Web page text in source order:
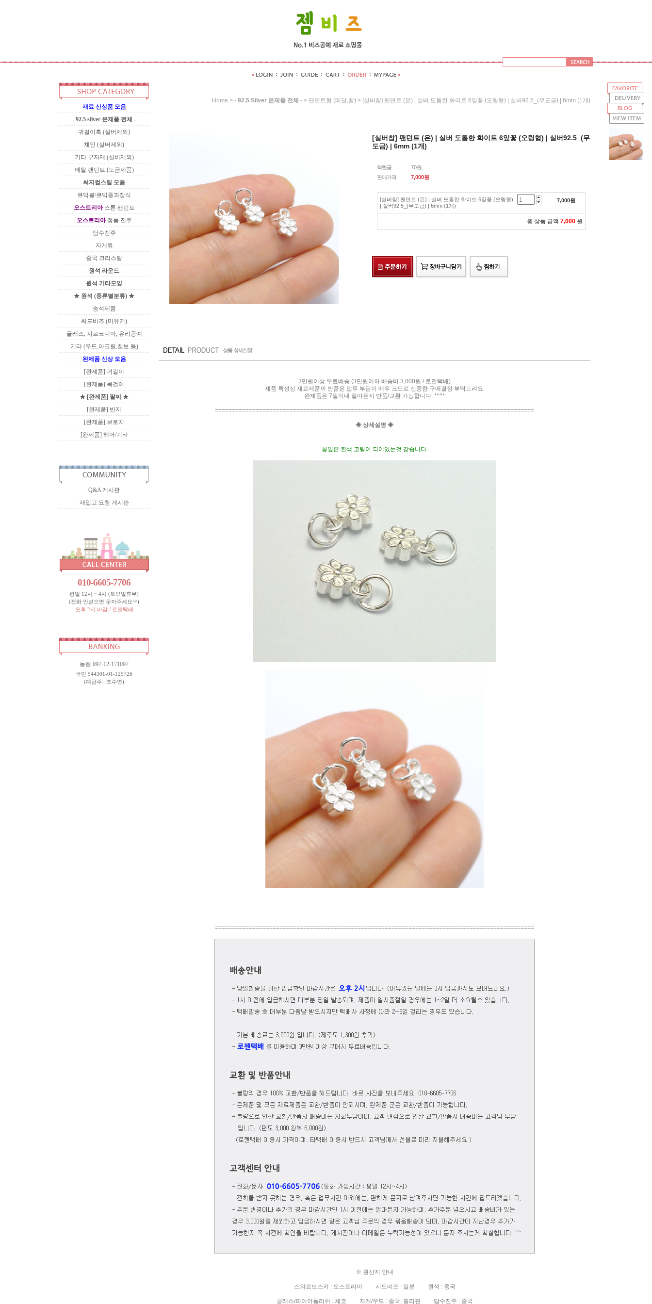
재료 신상품 모음
- 92.5 silver 은제품 전체 -
귀걸이훅 (실버제외)
체인 (실버제외)
기타 부자재 (실버제외)
메탈 팬던트 (도금제품)
써지컬스틸 모음
큐빅볼/큐빅통과장식
오스트리아스톤 팬던트
오스트리아정품 진주
담수진주
자개류
중국 크리스탈
원석 라운드
원석 기타모양
★ 원석 (종류별분류) ★
송석제품
씨드비즈 (미유키)
글래스, 지르코니아, 유리공예
기타 (우드,아크릴,칠보 등)
완제품 신상 모음
[완제품] 귀걸이
[완제품] 목걸이
★ [완제품] 팔찌 ★
[완제품] 반지
[완제품] 브로치
[완제품] 헤어/기타
Q&A 게시판
재입고 요청 게시판
010-6605-7706
평일 12시 ~ 4시 (토요일휴무)
(전화 안받으면 문자주세요^^)
오후 2시 마감 / 로젠택배
농협 097-12-171097
국민 544301-01-125726
(예금주 : 조수연)
Home > - 92.5 Silver 은제품 전체 - > 팬던트형 (메달,참) > [실버참] 팬던트 (은) | 실버 도톰한 화이트 6잎꽃 (오링형) | 실버92.5_(무도금) | 6mm (1개)
[실버참] 팬던트 (은) | 실버 도톰한 화이트 6잎꽃 (오링형) | 실버92.5_(무
도금) | 6mm (1개)
적립금
70원
판매가격
7,000원
[실버참] 팬던트 (은) | 실버 도톰한 화이트 6잎꽃 (오링형)
| 실버92.5_(무도금) | 6mm (1개)
7,000원
총 상품 금액 7,000 원
3만원이상 무료배송 (3만원이하 배송비 3,000원 / 로젠택배)
제품 특성상 재료제품의 반품은 업무 부담이 매우 크므로 신중한 구매결정 부탁드려요.
완제품은 7일이내 얼마든지 반품/교환 가능합니다. *^^*
==============================================================================================
◈ 상세설명 ◈
꽃잎은 흰색 코팅이 되어있는것 같습니다.
==============================================================================================
※ 원산지 안내
스와로브스키 : 오스트리아 시드비즈 : 일본 원석 : 중국
글래스/파이어폴리쉬 : 체코 자개/우드 : 중국, 필리핀 담수진주 : 중국